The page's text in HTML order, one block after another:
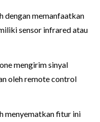
dengan memanfaatkan
sensor infrared atau
mengirim sinyal
oleh remote control
menyematkan fitur ini